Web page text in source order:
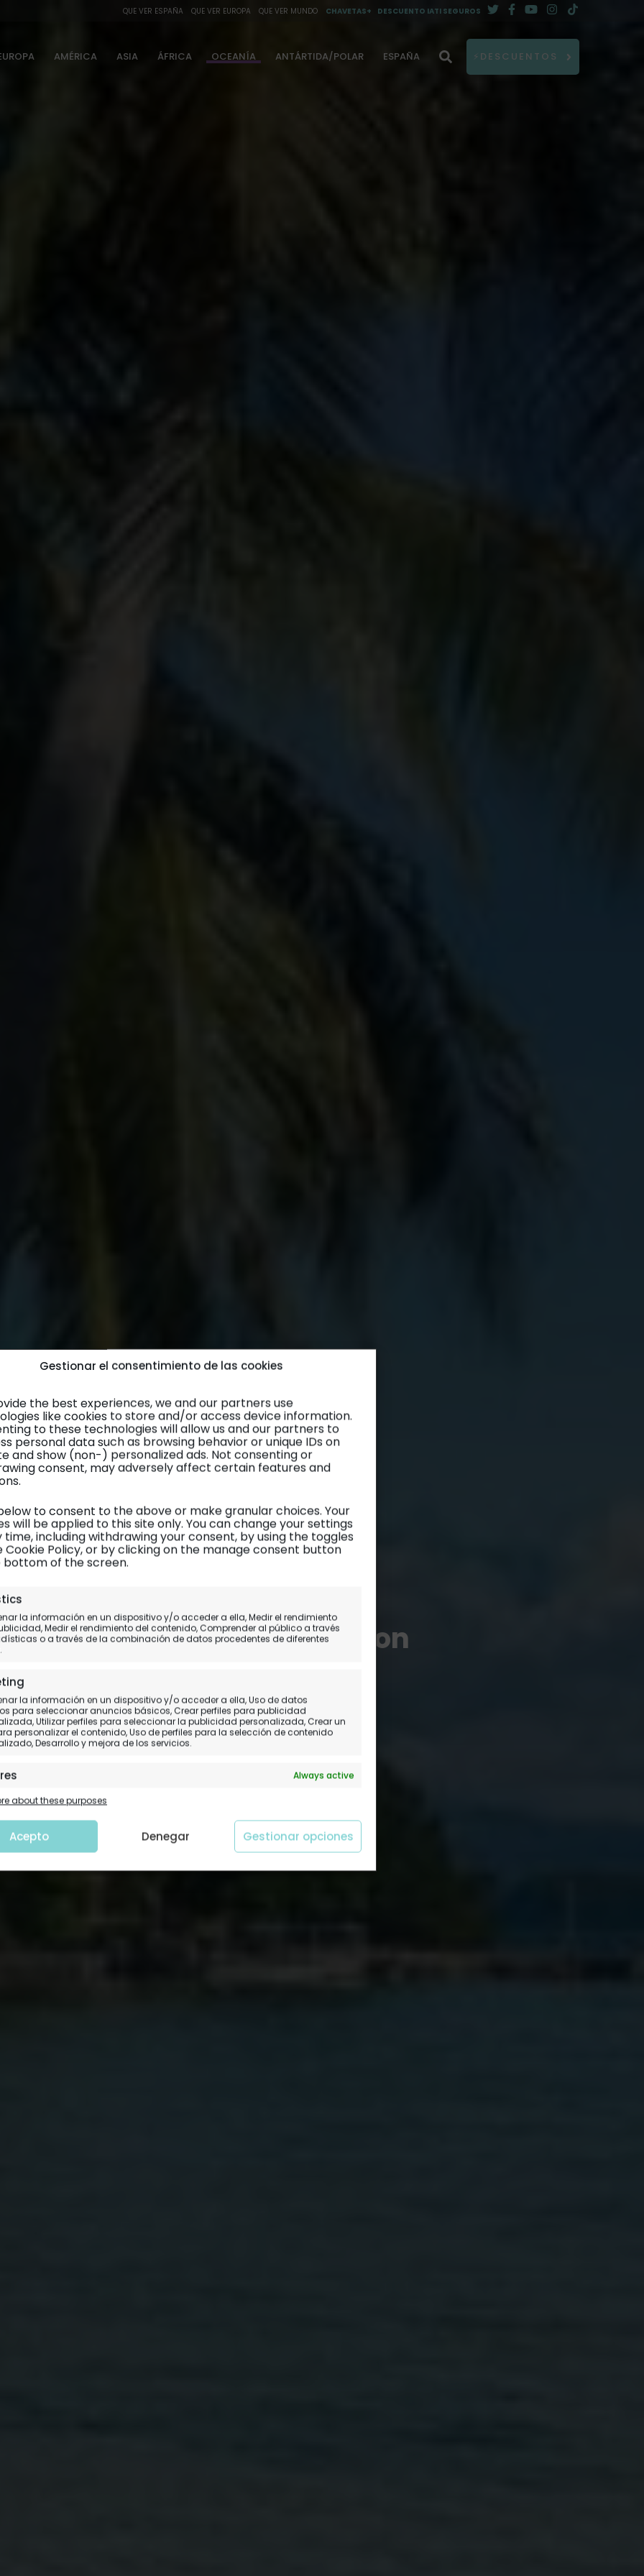
Gestionar el consentimiento de las cookies
the best experiences, we and our partners use
like cookies to store and/or access device information.
to these technologies will allow us and our partners to
personal data such as browsing behavior or unique IDs on
and show (non-) personalized ads. Not consenting or
consent, may adversely affect certain features and
to consent to the above or make granular choices. Your
will be applied to this site only. You can change your settings
time, including withdrawing your consent, by using the toggles
Cookie Policy, or by clicking on the manage consent button
of the screen.
la información en un dispositivo y/o acceder a ella, Medir el rendimiento
Medir el rendimiento del contenido, Comprender al público a través
o a través de la combinación de datos procedentes de diferentes
la información en un dispositivo y/o acceder a ella, Uso de datos
para seleccionar anuncios básicos, Crear perfiles para publicidad
Utilizar perfiles para seleccionar la publicidad personalizada, Crear un
personalizar el contenido, Uso de perfiles para la selección de contenido
Desarrollo y mejora de los servicios.
Always active
Vincular diferentes dispositivos, Identificación de
la seguridad, evitar y detectar fraudes, y
fallos, Ofrecer y presentar publicidad y Always active
about these purposes
Acepto Denegar Gestionar opciones
QUE VER ESPAÑA QUE VER EUROPA QUE VER MUNDO CHAVETAS+ DESCUENTO IATI SEGUROS
AMÉRICA ASIA ÁFRICA OCEANÍA ANTÁRTIDA/POLAR ESPAÑA ⚡DESCUENTOS
Marovo en Islas Salomon